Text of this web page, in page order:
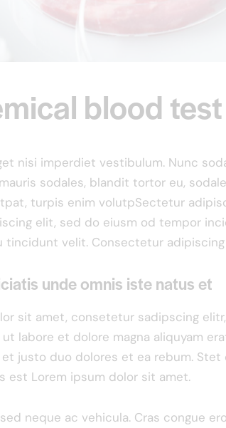
blood test
nisi imperdiet vestibulum. Nunc
sodales, blandit tortor eu,
turpis enim volutpSectetur
elit, sed do eiusm od tempor
tincidunt velit. Consectetur
unde omnis iste natus et
sit amet, consetetur sadipscing
labore et dolore magna aliquyam
justo duo dolores et ea rebum. Stet
est Lorem ipsum dolor sit amet.
neque ac vehicula. Cras congue